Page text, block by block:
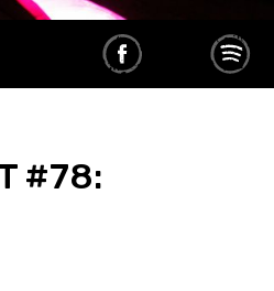
#78: